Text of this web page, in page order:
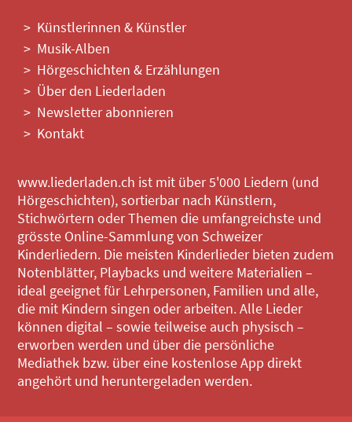
Künstlerinnen & Künstler
Musik-Alben
Hörgeschichten & Erzählungen
Über den Liederladen
Newsletter abonnieren
Kontakt
www.liederladen.ch ist mit über 5'000 Liedern (und
Hörgeschichten), sortierbar nach Künstlern,
Stichwörtern oder Themen die umfangreichste und
grösste Online-Sammlung von Schweizer
Kinderliedern. Die meisten Kinderlieder bieten zudem
Notenblätter, Playbacks und weitere Materialien –
ideal geeignet für Lehrpersonen, Familien und alle,
die mit Kindern singen oder arbeiten. Alle Lieder
können digital – sowie teilweise auch physisch –
erworben werden und über die persönliche
Mediathek bzw. über eine kostenlose App direkt
angehört und heruntergeladen werden.